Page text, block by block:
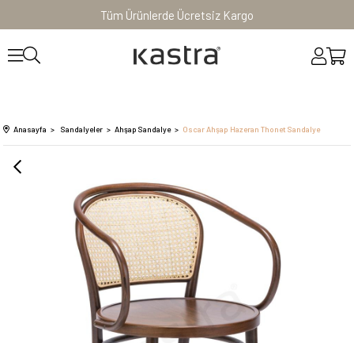
Tüm Ürünlerde Ücretsiz Kargo
Anasayfa Sandalyeler Ahşap Sandalye Oscar Ahşap Hazeran Thonet Sandalye